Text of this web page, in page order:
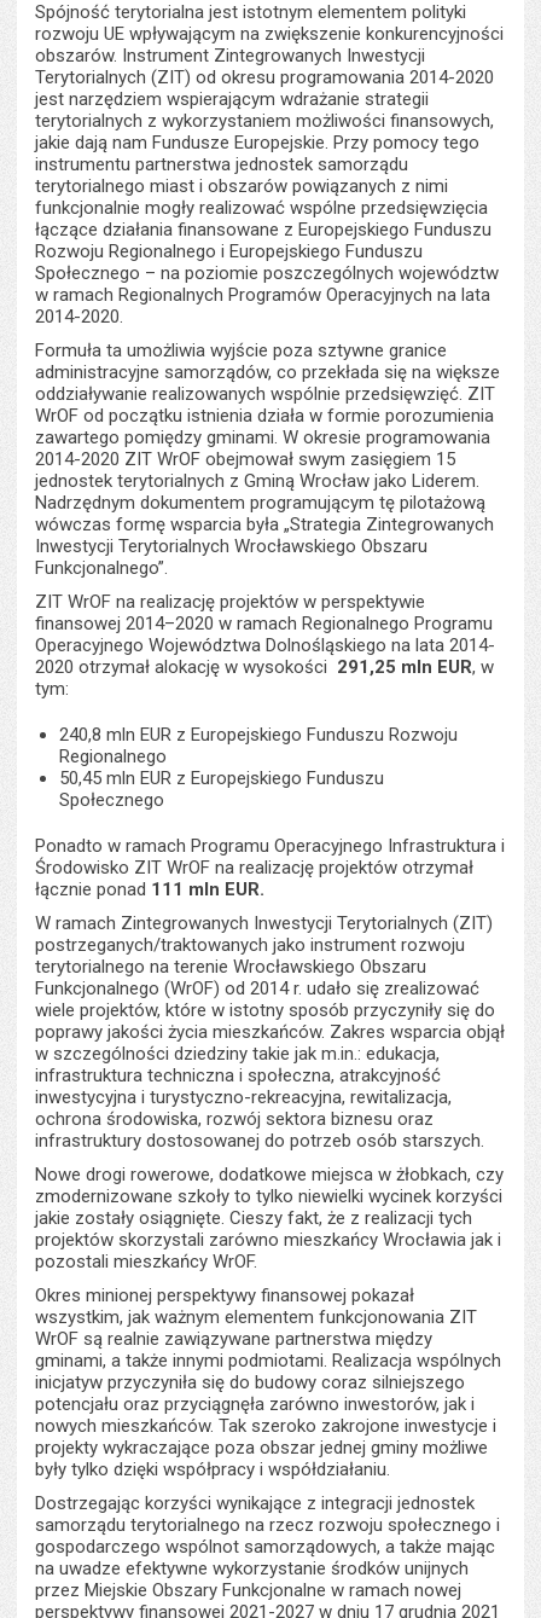
Spójność terytorialna jest istotnym elementem polityki
rozwoju UE wpływającym na zwiększenie konkurencyjności
obszarów. Instrument Zintegrowanych Inwestycji
Terytorialnych (ZIT) od okresu programowania 2014-2020
jest narzędziem wspierającym wdrażanie strategii
terytorialnych z wykorzystaniem możliwości finansowych,
jakie dają nam Fundusze Europejskie. Przy pomocy tego
instrumentu partnerstwa jednostek samorządu
terytorialnego miast i obszarów powiązanych z nimi
funkcjonalnie mogły realizować wspólne przedsięwzięcia
łączące działania finansowane z Europejskiego Funduszu
Rozwoju Regionalnego i Europejskiego Funduszu
Społecznego – na poziomie poszczególnych województw
w ramach Regionalnych Programów Operacyjnych na lata
2014-2020.
Formuła ta umożliwia wyjście poza sztywne granice
administracyjne samorządów, co przekłada się na większe
oddziaływanie realizowanych wspólnie przedsięwzięć. ZIT
WrOF od początku istnienia działa w formie porozumienia
zawartego pomiędzy gminami. W okresie programowania
2014-2020 ZIT WrOF obejmował swym zasięgiem 15
jednostek terytorialnych z Gminą Wrocław jako Liderem.
Nadrzędnym dokumentem programującym tę pilotażową
wówczas formę wsparcia była „Strategia Zintegrowanych
Inwestycji Terytorialnych Wrocławskiego Obszaru
Funkcjonalnego”.
ZIT WrOF na realizację projektów w perspektywie
finansowej 2014–2020 w ramach Regionalnego Programu
Operacyjnego Województwa Dolnośląskiego na lata 2014-
2020 otrzymał alokację w wysokości 291,25 mln EUR, w
tym:
240,8 mln EUR z Europejskiego Funduszu Rozwoju
Regionalnego
50,45 mln EUR z Europejskiego Funduszu
Społecznego
Ponadto w ramach Programu Operacyjnego Infrastruktura i
Środowisko ZIT WrOF na realizację projektów otrzymał
łącznie ponad 111 mln EUR.
W ramach Zintegrowanych Inwestycji Terytorialnych (ZIT)
postrzeganych/traktowanych jako instrument rozwoju
terytorialnego na terenie Wrocławskiego Obszaru
Funkcjonalnego (WrOF) od 2014 r. udało się zrealizować
wiele projektów, które w istotny sposób przyczyniły się do
poprawy jakości życia mieszkańców. Zakres wsparcia objął
w szczególności dziedziny takie jak m.in.: edukacja,
infrastruktura techniczna i społeczna, atrakcyjność
inwestycyjna i turystyczno-rekreacyjna, rewitalizacja,
ochrona środowiska, rozwój sektora biznesu oraz
infrastruktury dostosowanej do potrzeb osób starszych.
Nowe drogi rowerowe, dodatkowe miejsca w żłobkach, czy
zmodernizowane szkoły to tylko niewielki wycinek korzyści
jakie zostały osiągnięte. Cieszy fakt, że z realizacji tych
projektów skorzystali zarówno mieszkańcy Wrocławia jak i
pozostali mieszkańcy WrOF.
Okres minionej perspektywy finansowej pokazał
wszystkim, jak ważnym elementem funkcjonowania ZIT
WrOF są realnie zawiązywane partnerstwa między
gminami, a także innymi podmiotami. Realizacja wspólnych
inicjatyw przyczyniła się do budowy coraz silniejszego
potencjału oraz przyciągnęła zarówno inwestorów, jak i
nowych mieszkańców. Tak szeroko zakrojone inwestycje i
projekty wykraczające poza obszar jednej gminy możliwe
były tylko dzięki współpracy i współdziałaniu.
Dostrzegając korzyści wynikające z integracji jednostek
samorządu terytorialnego na rzecz rozwoju społecznego i
gospodarczego wspólnot samorządowych, a także mając
na uwadze efektywne wykorzystanie środków unijnych
przez Miejskie Obszary Funkcjonalne w ramach nowej
perspektywy finansowej 2021-2027 w dniu 17 grudnia 2021